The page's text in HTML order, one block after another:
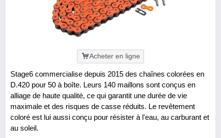
Acheter en ligne
Stage6 commercialise depuis 2015 des chaînes colorées en
D.420 pour 50 à boîte. Leurs 140 maillons sont conçus en
alliage de haute qualité, ce qui garantit une durée de vie
maximale et des risques de casse réduits. Le revêtement
coloré est lui aussi conçu pour résister à l'eau, au carburant et
au soleil.